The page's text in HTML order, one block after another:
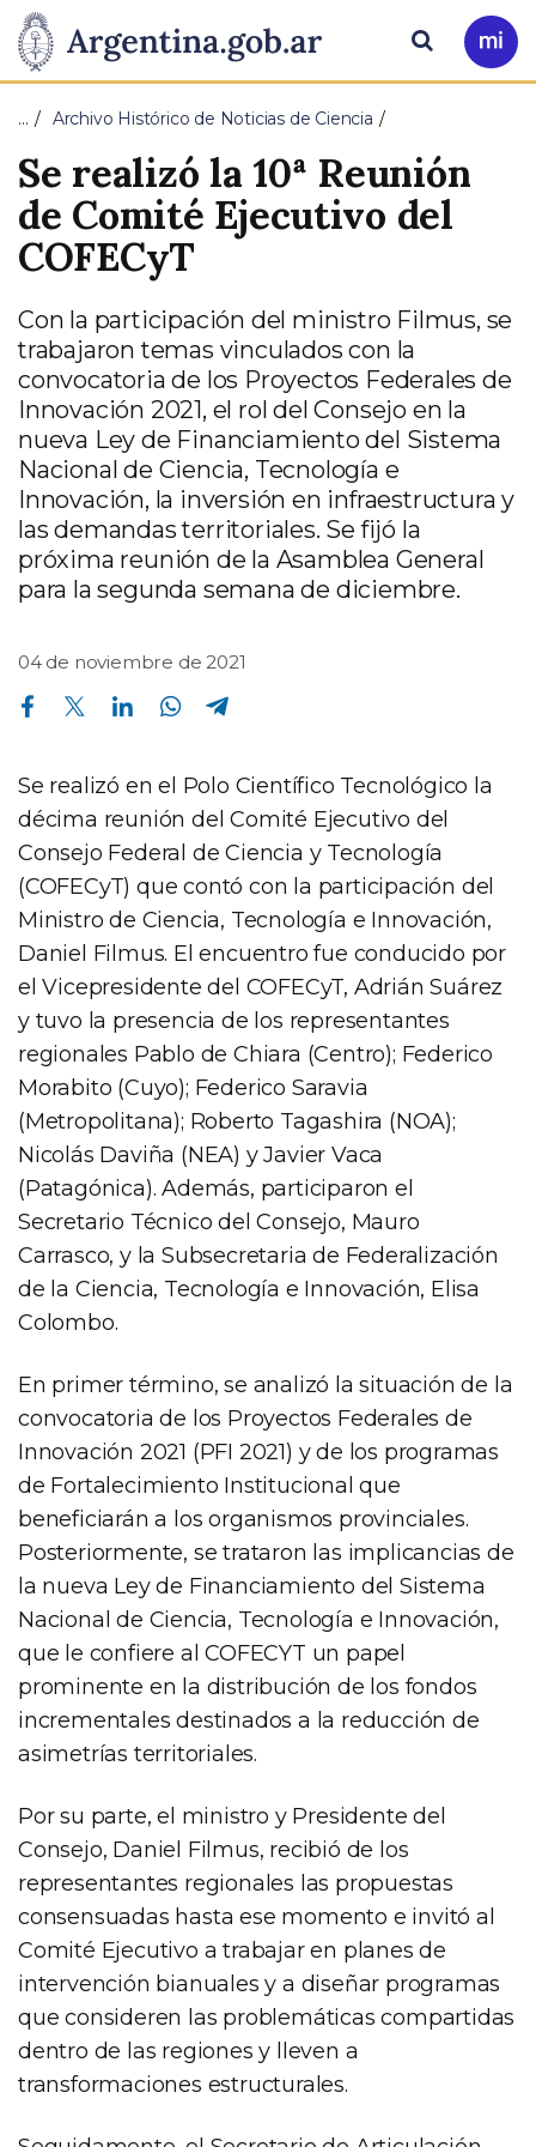
Presidencia
de
la
Nación
Pasar al contenido principal
Ir
a
Buscar
… Archivo Histórico de Noticias de Ciencia
Se realizó la 10ª Reunión
de Comité Ejecutivo del
COFECyT
Con la participación del ministro Filmus, se
trabajaron temas vinculados con la
convocatoria de los Proyectos Federales de
Innovación 2021, el rol del Consejo en la
nueva Ley de Financiamiento del Sistema
Nacional de Ciencia, Tecnología e
Innovación, la inversión en infraestructura y
las demandas territoriales. Se fijó la
próxima reunión de la Asamblea General
para la segunda semana de diciembre.
04 de noviembre de 2021
Compartir en Facebook Compartir en Twitter Compartir en Linkedin Compartir en Whatsapp
Se realizó en el Polo Científico Tecnológico la
décima reunión del Comité Ejecutivo del
Consejo Federal de Ciencia y Tecnología
(COFECyT) que contó con la participación del
Ministro de Ciencia, Tecnología e Innovación,
Daniel Filmus. El encuentro fue conducido por
el Vicepresidente del COFECyT, Adrián Suárez
y tuvo la presencia de los representantes
regionales Pablo de Chiara (Centro); Federico
Morabito (Cuyo); Federico Saravia
(Metropolitana); Roberto Tagashira (NOA);
Nicolás Daviña (NEA) y Javier Vaca
(Patagónica). Además, participaron el
Secretario Técnico del Consejo, Mauro
Carrasco, y la Subsecretaria de Federalización
de la Ciencia, Tecnología e Innovación, Elisa
Colombo.
En primer término, se analizó la situación de la
convocatoria de los Proyectos Federales de
Innovación 2021 (PFI 2021) y de los programas
de Fortalecimiento Institucional que
beneficiarán a los organismos provinciales.
Posteriormente, se trataron las implicancias de
la nueva Ley de Financiamiento del Sistema
Nacional de Ciencia, Tecnología e Innovación,
que le confiere al COFECYT un papel
prominente en la distribución de los fondos
incrementales destinados a la reducción de
asimetrías territoriales.
Por su parte, el ministro y Presidente del
Consejo, Daniel Filmus, recibió de los
representantes regionales las propuestas
consensuadas hasta ese momento e invitó al
Comité Ejecutivo a trabajar en planes de
intervención bianuales y a diseñar programas
que consideren las problemáticas compartidas
dentro de las regiones y lleven a
transformaciones estructurales.